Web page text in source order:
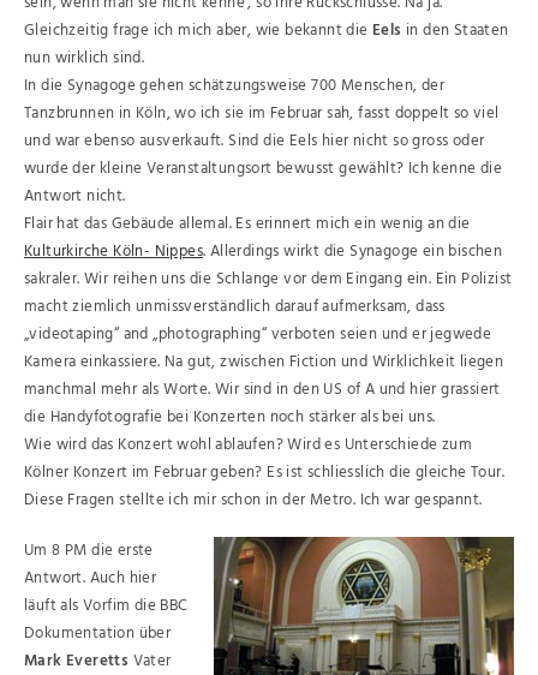
Gleichzeitig frage ich mich aber, wie bekannt die Eels in den Staaten
nun wirklich sind.
In die Synagoge gehen schätzungsweise 700 Menschen, der
Tanzbrunnen in Köln, wo ich sie im Februar sah, fasst doppelt so viel
und war ebenso ausverkauft. Sind die Eels hier nicht so gross oder
wurde der kleine Veranstaltungsort bewusst gewählt? Ich kenne die
Antwort nicht.
Flair hat das Gebäude allemal. Es erinnert mich ein wenig an die
Kulturkirche Köln- Nippes. Allerdings wirkt die Synagoge ein bischen
sakraler. Wir reihen uns die Schlange vor dem Eingang ein. Ein Polizist
macht ziemlich unmissverständlich darauf aufmerksam, dass
„videotaping“ and „photographing“ verboten seien und er jegwede
Kamera einkassiere. Na gut, zwischen Fiction und Wirklichkeit liegen
manchmal mehr als Worte. Wir sind in den US of A und hier grassiert
die Handyfotografie bei Konzerten noch stärker als bei uns.
Wie wird das Konzert wohl ablaufen? Wird es Unterschiede zum
Kölner Konzert im Februar geben? Es ist schliesslich die gleiche Tour.
Diese Fragen stellte ich mir schon in der Metro. Ich war gespannt.
Um 8 PM die erste
Antwort. Auch hier
läuft als Vorfim die BBC
Dokumentation über
Mark Everetts Vater